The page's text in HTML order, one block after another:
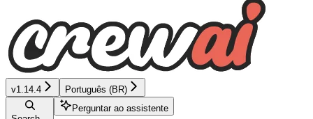
v1.14.4 Português (BR)
Perguntar ao assistente